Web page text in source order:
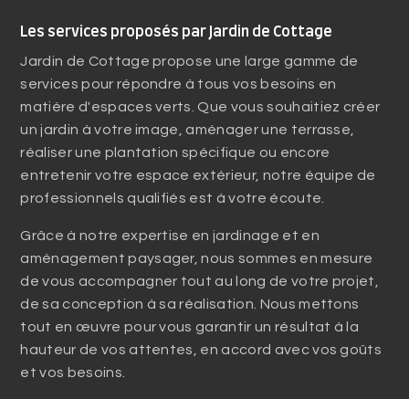
Les services proposés par Jardin de Cottage
Jardin de Cottage propose une large gamme de
services pour répondre à tous vos besoins en
matière d'espaces verts. Que vous souhaitiez créer
un jardin à votre image, aménager une terrasse,
réaliser une plantation spécifique ou encore
entretenir votre espace extérieur, notre équipe de
professionnels qualifiés est à votre écoute.
Grâce à notre expertise en jardinage et en
aménagement paysager, nous sommes en mesure
de vous accompagner tout au long de votre projet,
de sa conception à sa réalisation. Nous mettons
tout en œuvre pour vous garantir un résultat à la
hauteur de vos attentes, en accord avec vos goûts
et vos besoins.